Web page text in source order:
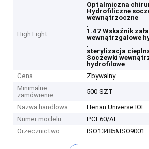
High Light
Optalmiczna
Hydrofiliczne
wewnątrzoczne
,
1.47 Wskaźnik
wewnątrzgałowe
,
sterylizacja
Soczewki
hydrofilowe
Cena
Zbywalny
Minimalne
zamówienie
500 SZT
Nazwa handlowa
Henan Universe IOL
Numer modelu
PCF60/AL
Orzecznictwo
ISO13485&ISO9001